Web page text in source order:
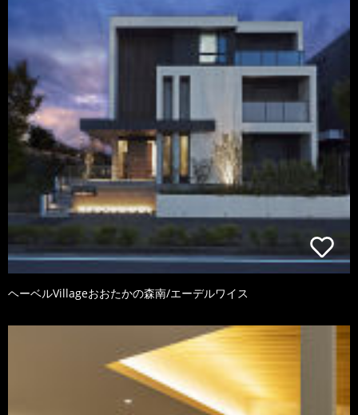
ヘーベルVillageおおたかの森南/エーデルワイス